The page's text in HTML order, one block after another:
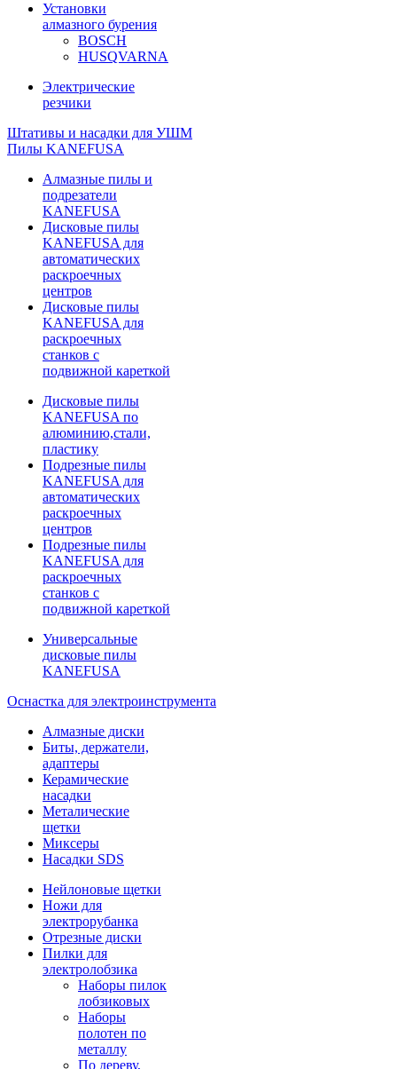
Установки
алмазного бурения
BOSCH
HUSQVARNA
Электрические
резчики
Штативы и насадки для УШМ
Пилы KANEFUSA
Алмазные пилы и
подрезатели
KANEFUSA
Дисковые пилы
KANEFUSA для
автоматических
раскроечных
центров
Дисковые пилы
KANEFUSA для
раскроечных
станков с
подвижной кареткой
Дисковые пилы
KANEFUSA по
алюминию,стали,
пластику
Подрезные пилы
KANEFUSA для
автоматических
раскроечных
центров
Подрезные пилы
KANEFUSA для
раскроечных
станков с
подвижной кареткой
Универсальные
дисковые пилы
KANEFUSA
Оснастка для электроинструмента
Алмазные диски
Биты, держатели,
адаптеры
Керамические
насадки
Металические
щетки
Миксеры
Насадки SDS
Нейлоновые щетки
Ножи для
электрорубанка
Отрезные диски
Пилки для
электролобзика
Наборы пилок
лобзиковых
Наборы
полотен по
металлу
По дереву,